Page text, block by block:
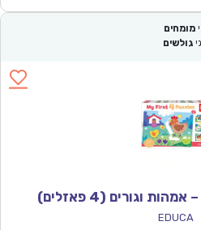
מומחים
גולשים
וגורים (4 פאזלים)
EDUCA